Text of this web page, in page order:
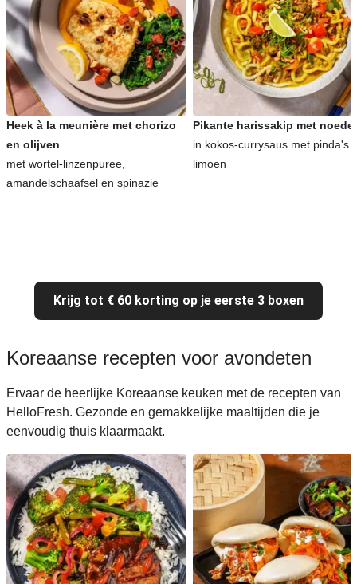
Heek à la meunière met chorizo
en olijven
met wortel-linzenpuree,
amandelschaafsel en spinazie
Pikante harissakip met
in kokos-currysaus met pinda's
limoen
Krijg tot € 60 korting op je eerste 3 boxen
Koreaanse recepten voor avondeten
Ervaar de heerlijke Koreaanse keuken met de recepten van
HelloFresh. Gezonde en gemakkelijke maaltijden die je
eenvoudig thuis klaarmaakt.